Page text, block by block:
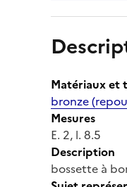
Matériaux et
bronze
Mesures
E. 2, l. 8.5
Description
bossette à